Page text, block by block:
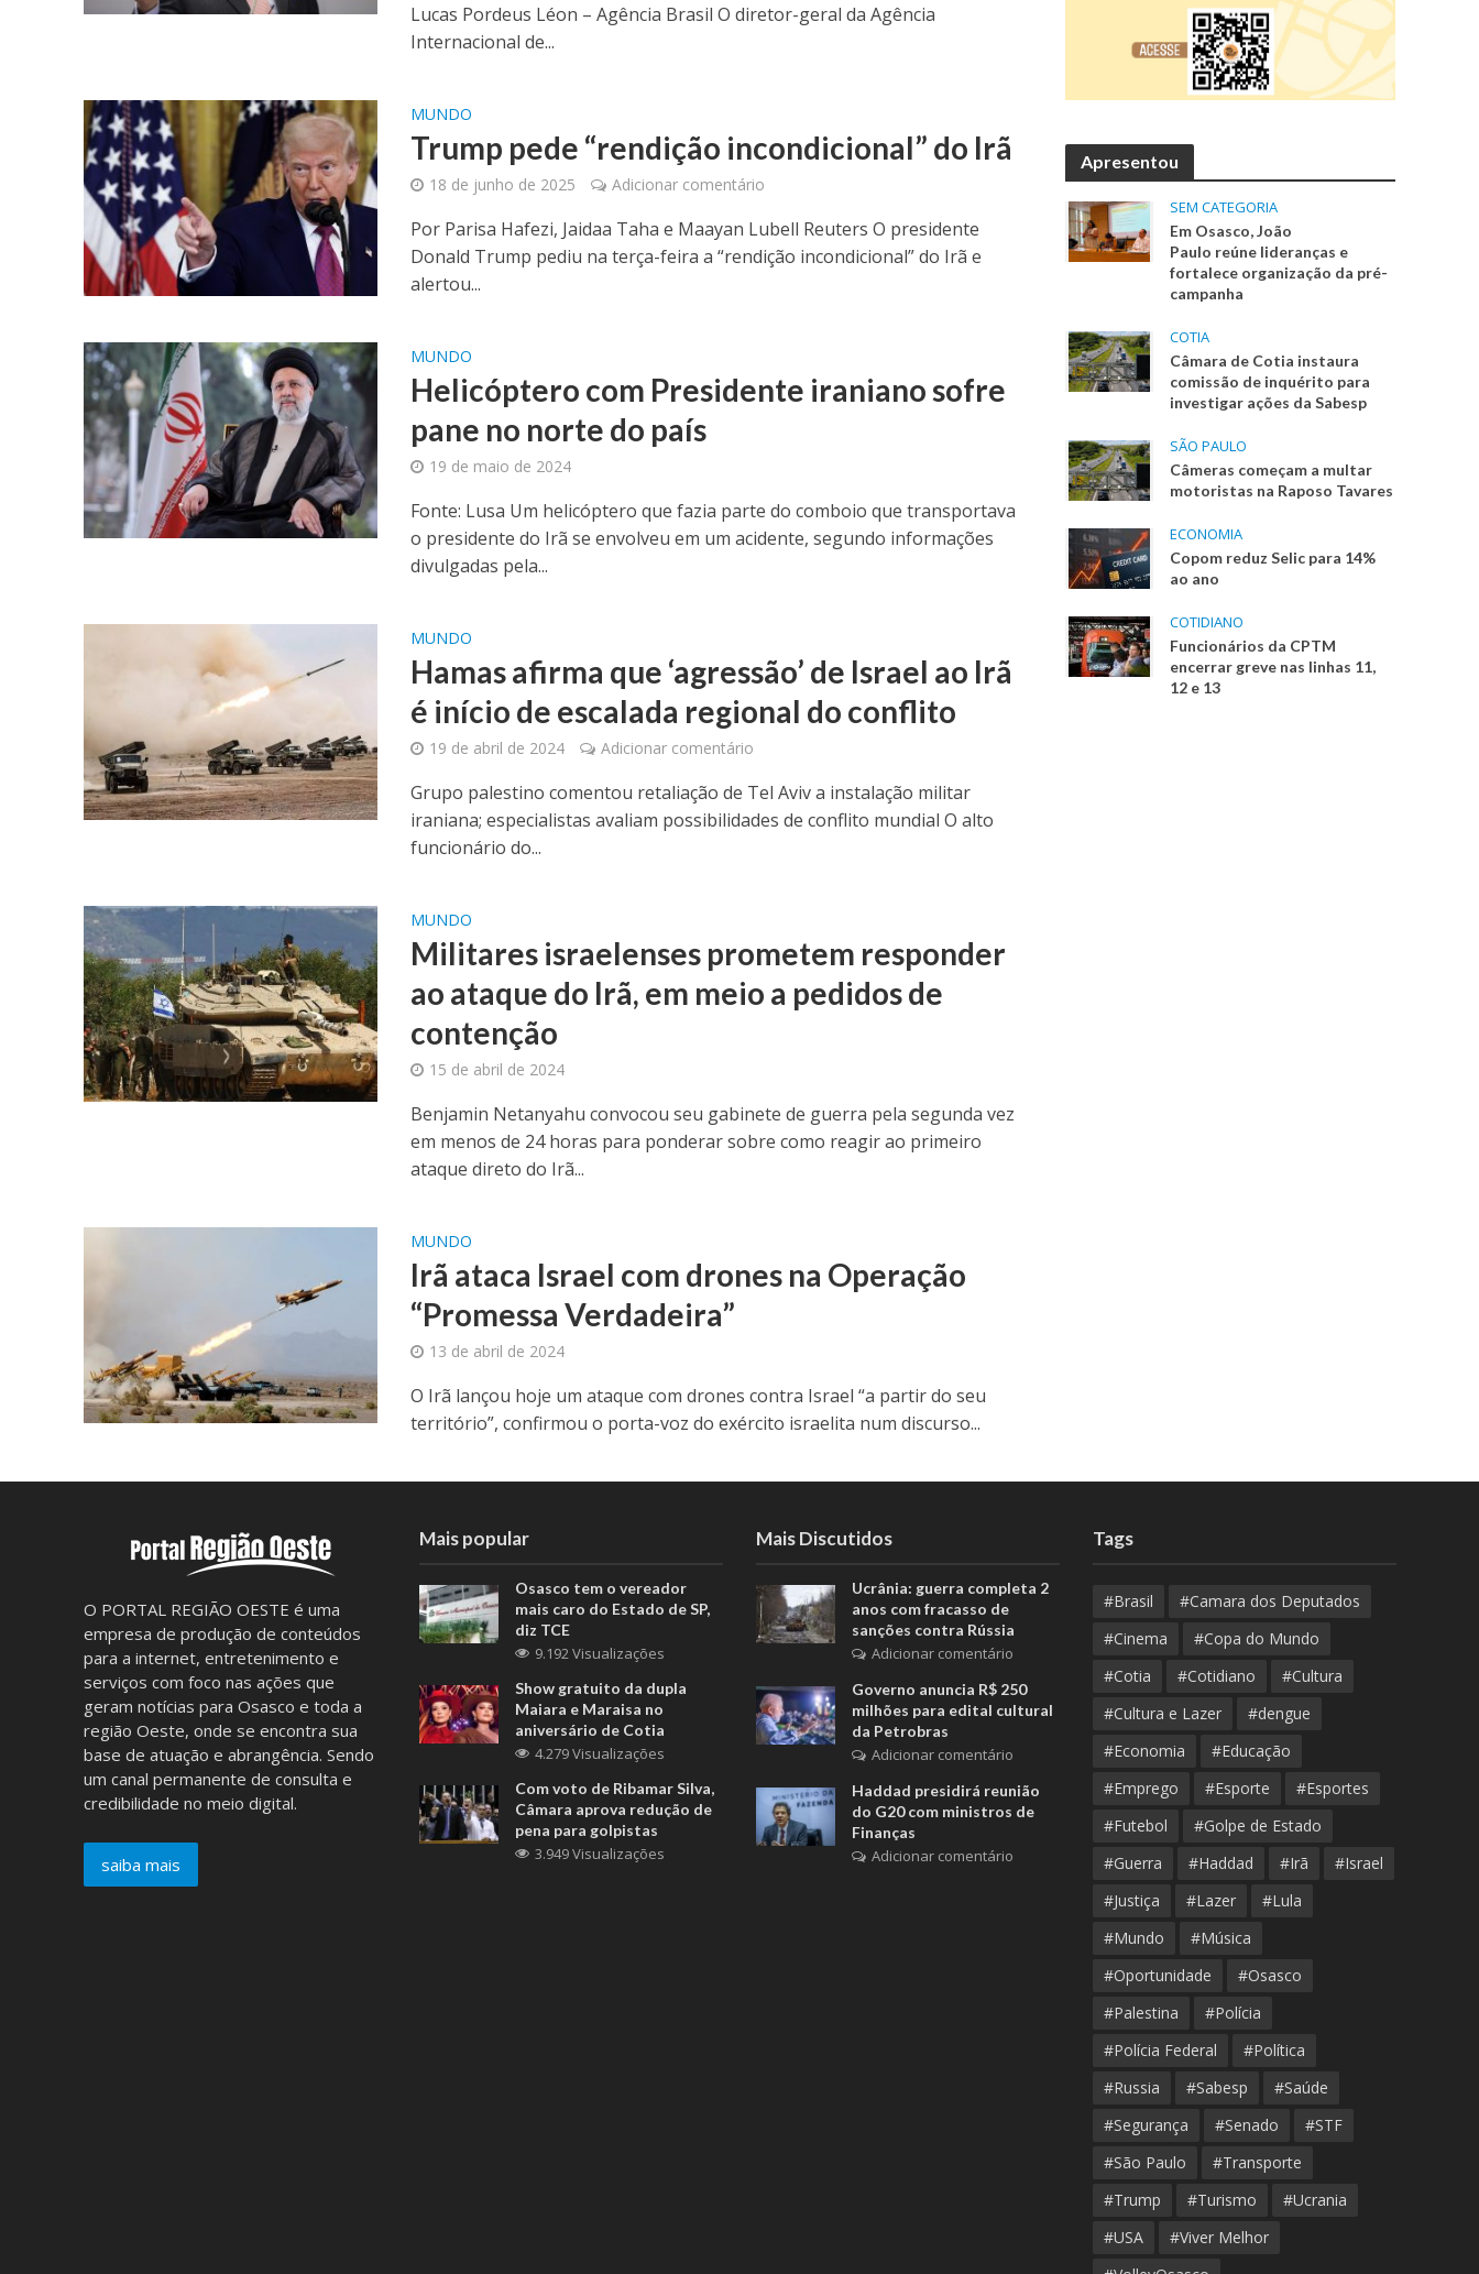
Lucas Pordeus Léon – Agência Brasil O diretor-geral da Agência
Internacional de...
MUNDO
Trump pede “rendição incondicional” do Irã
18 de junho de 2025 Adicionar comentário
Por Parisa Hafezi, Jaidaa Taha e Maayan Lubell Reuters O presidente
Donald Trump pediu na terça-feira a “rendição incondicional” do Irã e
alertou...
MUNDO
Helicóptero com Presidente iraniano sofre
pane no norte do país
19 de maio de 2024
Fonte: Lusa Um helicóptero que fazia parte do comboio que transportava
o presidente do Irã se envolveu em um acidente, segundo informações
divulgadas pela...
MUNDO
Hamas afirma que ‘agressão’ de Israel ao Irã
é início de escalada regional do conflito
19 de abril de 2024 Adicionar comentário
Grupo palestino comentou retaliação de Tel Aviv a instalação militar
iraniana; especialistas avaliam possibilidades de conflito mundial O alto
funcionário do...
MUNDO
Militares israelenses prometem responder
ao ataque do Irã, em meio a pedidos de
contenção
15 de abril de 2024
Benjamin Netanyahu convocou seu gabinete de guerra pela segunda vez
em menos de 24 horas para ponderar sobre como reagir ao primeiro
ataque direto do Irã...
MUNDO
Irã ataca Israel com drones na Operação
“Promessa Verdadeira”
13 de abril de 2024
O Irã lançou hoje um ataque com drones contra Israel “a partir do seu
território”, confirmou o porta-voz do exército israelita num discurso...
Apresentou
SEM CATEGORIA
Em Osasco, João
Paulo reúne lideranças e
fortalece organização da pré-
campanha
COTIA
Câmara de Cotia instaura
comissão de inquérito para
investigar ações da Sabesp
SÃO PAULO
Câmeras começam a multar
motoristas na Raposo Tavares
ECONOMIA
Copom reduz Selic para 14%
ao ano
COTIDIANO
Funcionários da CPTM
encerrar greve nas linhas 11,
12 e 13
O PORTAL REGIÃO OESTE é uma
empresa de produção de conteúdos
para a internet, entretenimento e
serviços com foco nas ações que
geram notícias para Osasco e toda a
região Oeste, onde se encontra sua
base de atuação e abrangência. Sendo
um canal permanente de consulta e
credibilidade no meio digital.
saiba mais
Mais popular
Osasco tem o vereador
mais caro do Estado de SP,
diz TCE
9.192 Visualizações
Show gratuito da dupla
Maiara e Maraisa no
aniversário de Cotia
4.279 Visualizações
Com voto de Ribamar Silva,
Câmara aprova redução de
pena para golpistas
3.949 Visualizações
Mais Discutidos
Ucrânia: guerra completa 2
anos com fracasso de
sanções contra Rússia
Adicionar comentário
Governo anuncia R$ 250
milhões para edital cultural
da Petrobras
Adicionar comentário
Haddad presidirá reunião
do G20 com ministros de
Finanças
Adicionar comentário
Tags
#Brasil
#Camara dos Deputados
#Cinema
#Copa do Mundo
#Cotia
#Cotidiano
#Cultura
#Cultura e Lazer
#dengue
#Economia
#Educação
#Emprego
#Esporte
#Esportes
#Futebol
#Golpe de Estado
#Guerra
#Haddad #Irã
#Israel
#Justiça
#Lazer
#Lula
#Mundo
#Música
#Oportunidade
#Osasco
#Palestina
#Polícia
#Polícia Federal
#Política
#Russia
#Sabesp
#Saúde
#Segurança
#Senado
#STF
#São Paulo
#Transporte
#Trump
#Turismo
#Ucrania
#USA
#Viver Melhor